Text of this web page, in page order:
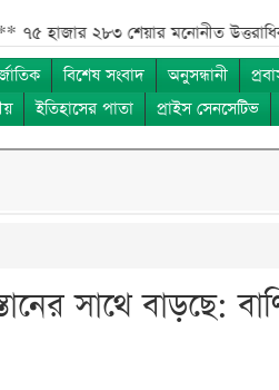
শেয়ার মনোনীত উত্তরাধিকারীর নামে
বিশেষ সংবাদ অনুসন্ধানী
ইতিহাসের পাতা প্রাইস সেনসেটিভ
সাথে বাড়ছে: